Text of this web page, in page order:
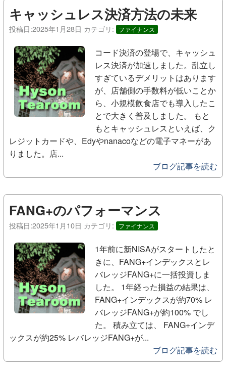
キャッシュレス決済方法の未来
投稿日:2025年1月28日 カテゴリ: ファイナンス
コード決済の登場で、キャッシュ
レス決済が加速しました。乱立し
すぎているデメリットはあります
が、店舗側の手数料が低いことか
ら、小規模飲食店でも導入したこ
とで大きく普及しました。 もと
もとキャッシュレスといえば、ク
レジットカードや、Edyやnanacoなどの電子マネーがあ
りました。店...
ブログ記事を読む
FANG+のパフォーマンス
投稿日:2025年1月10日 カテゴリ: ファイナンス
1年前に新NISAがスタートしたと
きに、FANG+インデックスとレ
バレッジFANG+に一括投資しま
した。 1年経った損益の結果は、
FANG+インデックスが約70% レ
バレッジFANG+が約100% でし
た。 積み立ては、 FANG+インデ
ックスが約25% レバレッジFANG+が...
ブログ記事を読む